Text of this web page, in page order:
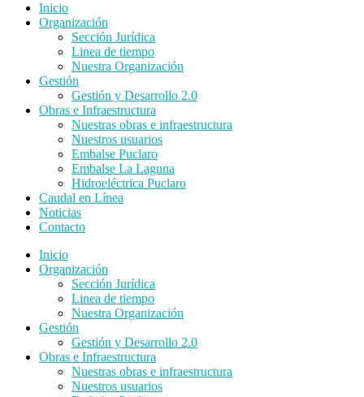
Inicio
Organización
Sección Jurídica
Linea de tiempo
Nuestra Organización
Gestión
Gestión y Desarrollo 2.0
Obras e Infraestructura
Nuestras obras e infraestructura
Nuestros usuarios
Embalse Puclaro
Embalse La Laguna
Hidroeléctrica Puclaro
Caudal en Línea
Noticias
Contacto
Inicio
Organización
Sección Jurídica
Linea de tiempo
Nuestra Organización
Gestión
Gestión y Desarrollo 2.0
Obras e Infraestructura
Nuestras obras e infraestructura
Nuestros usuarios